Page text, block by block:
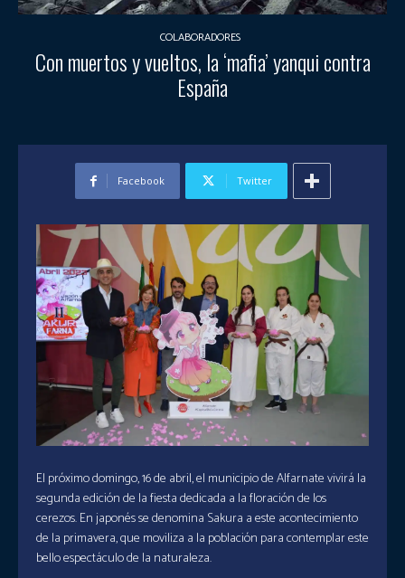
COLABORADORES
Con muertos y vueltos, la ‘mafia’ yanqui contra
España
Facebook Twitter
El próximo domingo, 16 de abril, el municipio de Alfarnate vivirá la
segunda edición de la fiesta dedicada a la floración de los
cerezos. En japonés se denomina Sakura a este acontecimiento
de la primavera, que moviliza a la población para contemplar este
bello espectáculo de la naturaleza.